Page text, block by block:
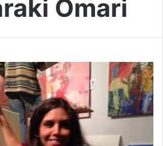
Omari